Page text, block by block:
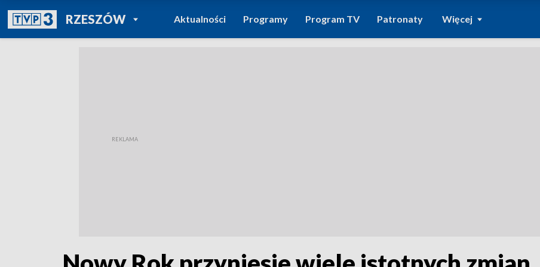
RZESZÓWPOWRÓT DO
TVP REGIONY
Aktualności Programy Program TV Patronaty Więcej